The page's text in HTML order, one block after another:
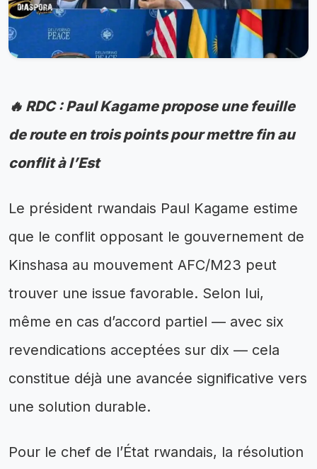
🔥 RDC : Paul Kagame propose une feuille
de route en trois points pour mettre fin au
conflit à l’Est
Le président rwandais Paul Kagame estime
que le conflit opposant le gouvernement de
Kinshasa au mouvement AFC/M23 peut
trouver une issue favorable. Selon lui,
même en cas d’accord partiel — avec six
revendications acceptées sur dix — cela
constitue déjà une avancée significative vers
une solution durable.
Pour le chef de l’État rwandais, la résolution